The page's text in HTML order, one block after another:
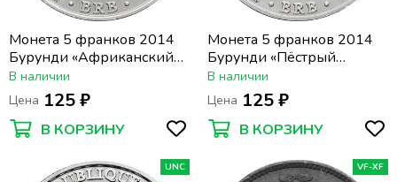
Монета 5 франков 2014
Бурунди «Африканский
клювач»
В наличии
Цена 125 ₽
В КОРЗИНУ
Монета 5 франков 2014
Бурунди «Пёстрый
пушистый погоныш»
В наличии
Цена 125 ₽
В КОРЗИНУ
UNC VF-XF